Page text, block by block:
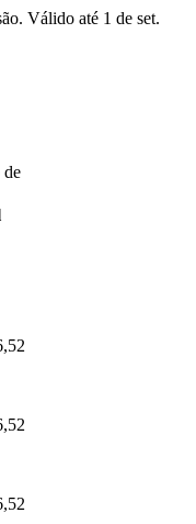
Válido até 1 de set.
de